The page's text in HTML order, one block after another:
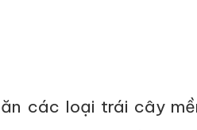
các loại trái cây